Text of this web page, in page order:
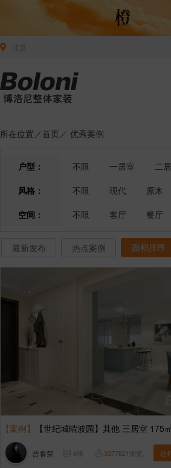
所在位置／首页 ／ 优秀案例
户型： 不限 一居室 二
风格：
不限 现代 原木
空间：
不限 客厅 餐厅
最新发布 热点案例 面积排序
【案例】 【世纪城晴波园】其他 三居室 175㎡
曾春荣 6张 3377821浏览 这